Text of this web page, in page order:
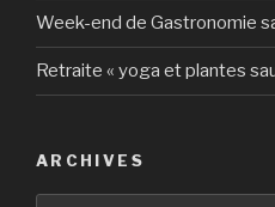
Week-end de Gastronomie
Retraite « yoga et plantes
ARCHIVES